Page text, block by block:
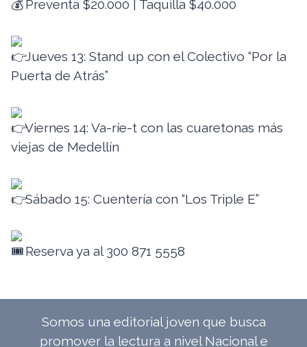
Preventa $20.000 | Taquilla $40.000
Jueves 13: Stand up con el Colectivo “Por la
Puerta de Atrás”
Viernes 14: Va-ríe-t con las cuaretonas más
viejas de Medellín
Sábado 15: Cuentería con “Los Triple E”
Reserva ya al 300 871 5558
Somos una editorial joven que busca
promover la lectura a nivel Nacional e